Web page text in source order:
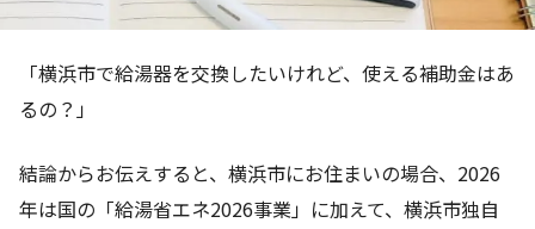
「横浜市で給湯器を交換したいけれど、使える補助金はあ
るの？」
結論からお伝えすると、横浜市にお住まいの場合、2026
年は国の「給湯省エネ2026事業」に加えて、横浜市独自